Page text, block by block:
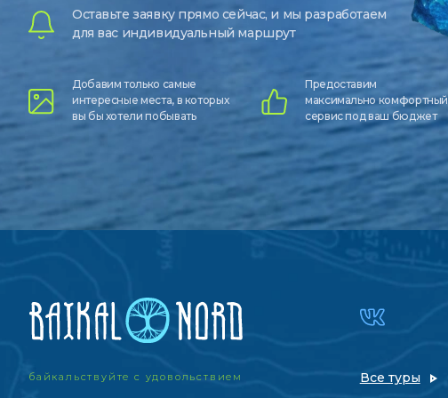
Оставьте заявку прямо сейчас, и мы разработаем
для вас индивидуальный маршрут
Добавим только самые
интересные места, в которых
вы бы хотели побывать
Предоставим
максимально комфортный
сервис под ваш бюджет
байкальствуйте с удовольствием Все туры